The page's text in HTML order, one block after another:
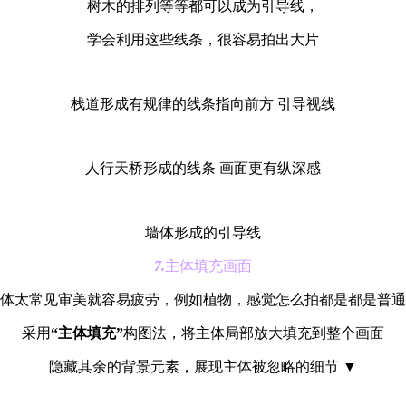
树木的排列等等都可以成为引导线，
学会利用这些线条，很容易拍出大片
栈道形成有规律的线条指向前方 引导视线
人行天桥形成的线条 画面更有纵深感
墙体形成的引导线
7.主体填充画面
太常见审美就容易疲劳，例如植物，感觉怎么拍都是都是普
采用“主体填充”构图法，将主体局部放大填充到整个画面
隐藏其余的背景元素，展现主体被忽略的细节 ▼